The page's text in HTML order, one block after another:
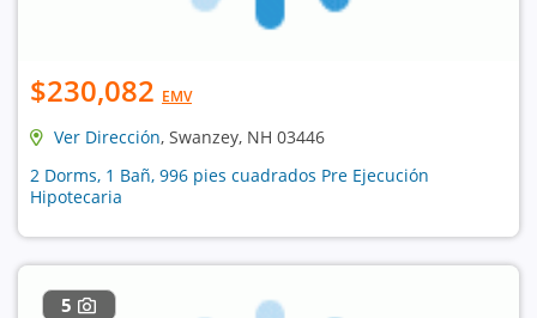
$230,082 EMV
Ver Dirección, Swanzey, NH 03446
2 Dorms, 1 Bañ, 996 pies cuadrados Pre Ejecución
Hipotecaria
5